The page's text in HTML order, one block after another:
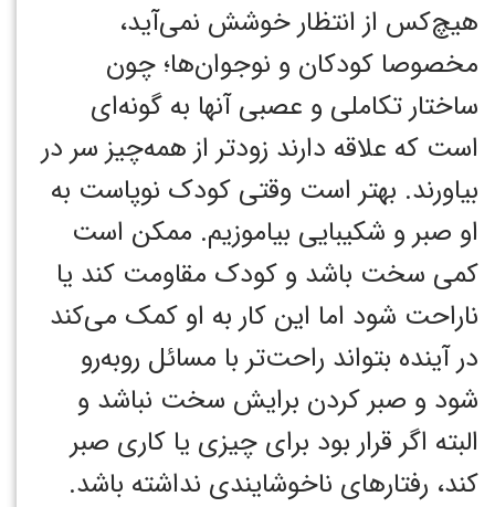
هیچ‌کس از انتظار خوشش نمی‌آید،
مخصوصا کودکان و نوجوان‌ها؛ چون
ساختار تکاملی و عصبی آنها به گونه‌ای
است که علاقه دارند زودتر از همه‌چیز سر در
بیاورند. بهتر است وقتی کودک نوپاست به
او صبر و شکیبایی بیاموزیم. ممکن است
کمی سخت باشد و کودک مقاومت کند یا
ناراحت شود اما این کار به او کمک می‌کند
در آینده بتواند راحت‌تر با مسائل روبه‌رو
شود و صبر کردن برایش سخت نباشد و
البته اگر قرار بود برای چیزی یا کاری صبر
کند، رفتارهای ناخوشایندی نداشته باشد.